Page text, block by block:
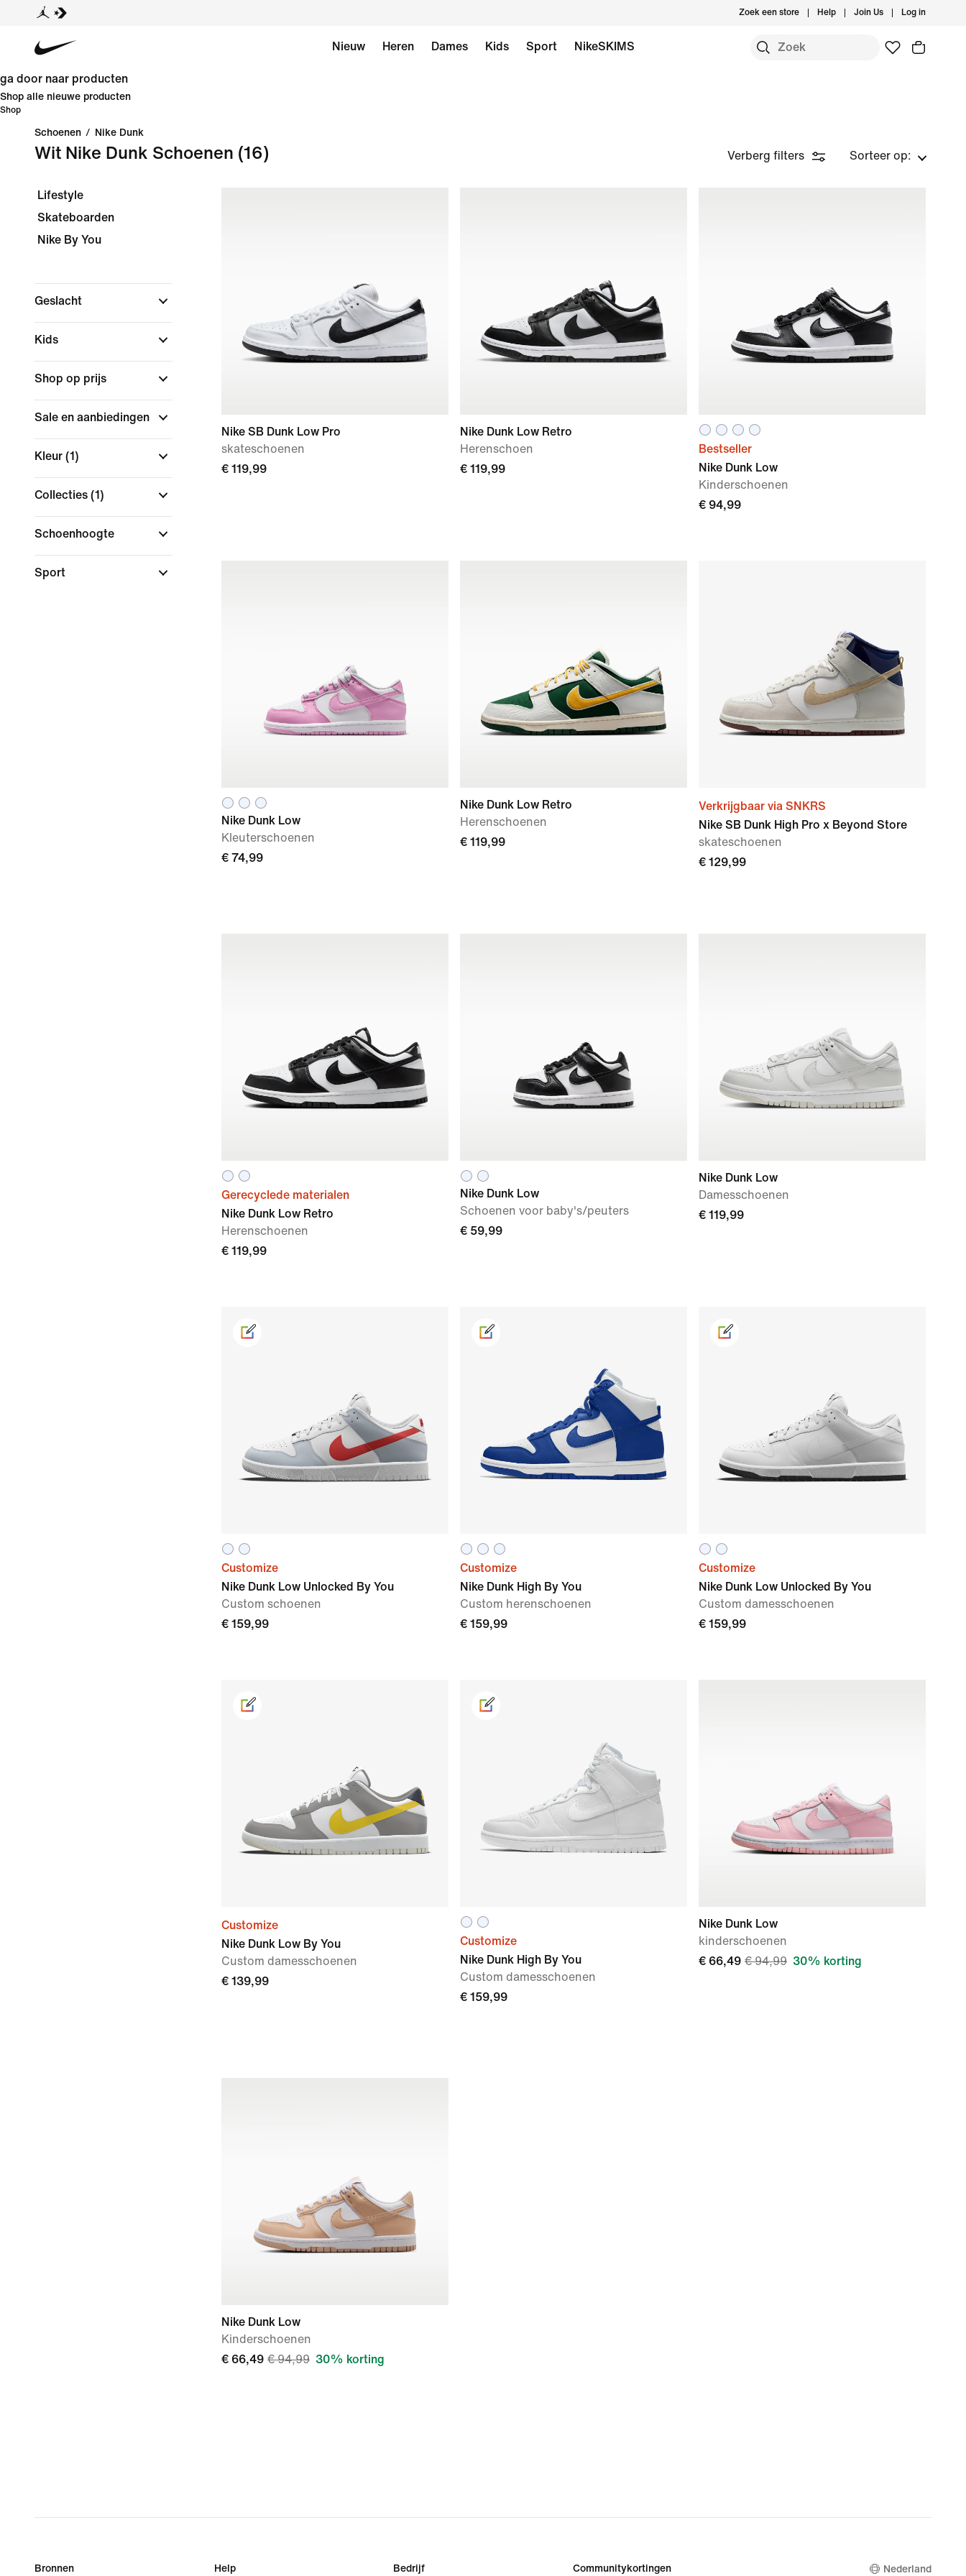
Zoek een store Help Join Us Log in
Nieuw Heren Dames Kids Sport NikeSKIMS
ga door naar producten
Shop alle nieuwe producten
Shop
Schoenen / Nike Dunk
Wit Nike Dunk Schoenen (16) Verberg filters Sorteer op:
Lifestyle
Skateboarden
Nike By You
Geslacht
Kids
Shop op prijs
Sale en aanbiedingen
Kleur (1)
Collecties (1)
Schoenhoogte
Sport
Nike SB Dunk Low Pro
skateschoenen
€ 119,99
Nike Dunk Low Retro
Herenschoen
€ 119,99
Bestseller
Nike Dunk Low
Kinderschoenen
€ 94,99
Nike Dunk Low
Kleuterschoenen
€ 74,99
Nike Dunk Low Retro
Herenschoenen
€ 119,99
Verkrijgbaar via SNKRS
Nike SB Dunk High Pro x Beyond Store
skateschoenen
€ 129,99
Gerecyclede materialen
Nike Dunk Low Retro
Herenschoenen
€ 119,99
Nike Dunk Low
Schoenen voor baby's/peuters
€ 59,99
Nike Dunk Low
Damesschoenen
€ 119,99
Customize
Nike Dunk Low Unlocked By You
Custom schoenen
€ 159,99
Customize
Nike Dunk High By You
Custom herenschoenen
€ 159,99
Customize
Nike Dunk Low Unlocked By You
Custom damesschoenen
€ 159,99
Customize
Nike Dunk Low By You
Custom damesschoenen
€ 139,99
Customize
Nike Dunk High By You
Custom damesschoenen
€ 159,99
Nike Dunk Low
kinderschoenen
€ 66,49 € 94,99 30% korting
Nike Dunk Low
Kinderschoenen
€ 66,49 € 94,99 30% korting
Bronnen Help Bedrijf Communitykortingen Nederland